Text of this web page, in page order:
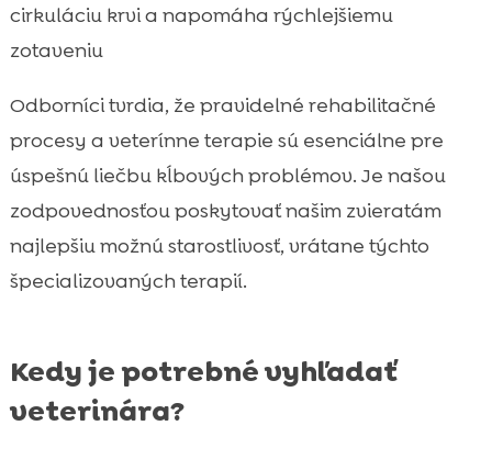
cirkuláciu krvi a napomáha rýchlejšiemu
zotaveniu
Odborníci tvrdia, že pravidelné rehabilitačné
procesy a veterínne terapie sú esenciálne pre
úspešnú liečbu kĺbových problémov. Je našou
zodpovednosťou poskytovať našim zvieratám
najlepšiu možnú starostlivosť, vrátane týchto
špecializovaných terapií.
Kedy je potrebné vyhľadať
veterinára?